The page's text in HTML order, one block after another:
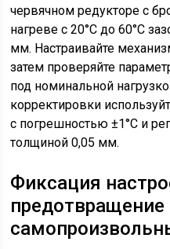
червячном редукторе с
нагреве с 20°C до 60°C
мм. Настраивайте
затем проверяйте
под номинальной
корректировки
с погрешностью ±1°C и
толщиной 0,05 мм.
Фиксация
предотвращение